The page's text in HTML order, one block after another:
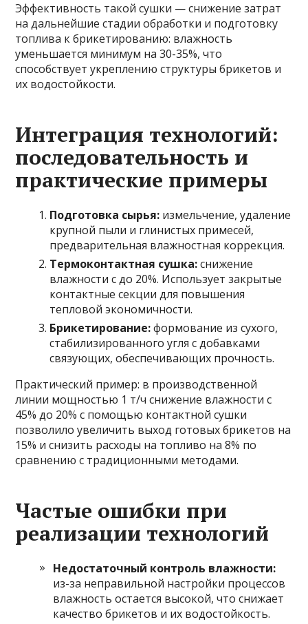
Эффективность такой сушки — снижение затрат
на дальнейшие стадии обработки и подготовку
топлива к брикетированию: влажность
уменьшается минимум на 30-35%, что
способствует укреплению структуры брикетов и
их водостойкости.
Интеграция технологий:
последовательность и
практические примеры
Подготовка сырья: измельчение, удаление
крупной пыли и глинистых примесей,
предварительная влажностная коррекция.
Термоконтактная сушка:снижение
влажности с до 20%. Использует закрытые
контактные секции для повышения
тепловой экономичности.
Брикетирование:формование из сухого,
стабилизированного угля с добавками
связующих, обеспечивающих прочность.
Практический пример: в производственной
линии мощностью 1 т/ч снижение влажности с
45% до 20% с помощью контактной сушки
позволило увеличить выход готовых брикетов на
15% и снизить расходы на топливо на 8% по
сравнению с традиционными методами.
Частые ошибки при
реализации технологий
Недостаточный контроль влажности:
из-за неправильной настройки процессов
влажность остается высокой, что снижает
качество брикетов и их водостойкость.